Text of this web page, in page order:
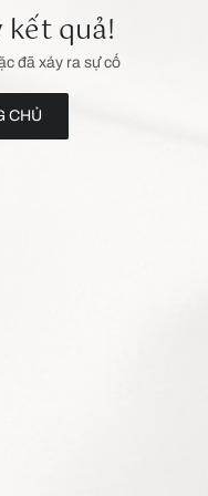
quả!
đã xảy ra sự cố
CHỦ